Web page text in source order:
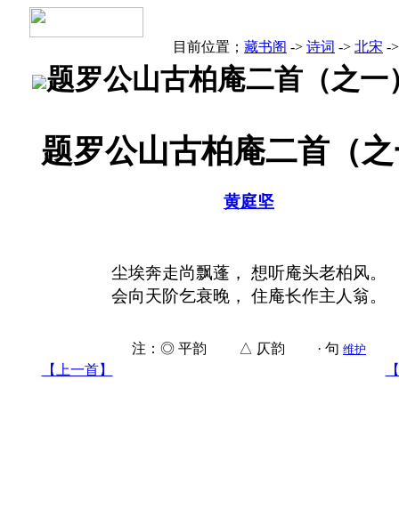
目前位置； 藏书阁 -> 诗词 -> 北宋 ->
题罗公山古柏庵二首（之一
题罗公山古柏庵二首（
黄庭坚
尘埃奔走尚飘蓬， 想听庵头老柏风。
会向天阶乞衰晚， 住庵长作主人翁。
注：◎ 平韵 △ 仄韵 · 句 维护
【上一首】